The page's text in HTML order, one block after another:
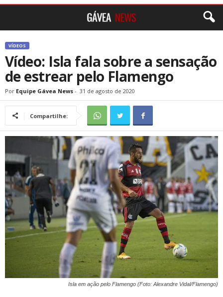
VÍDEOS
Vídeo: Isla fala sobre a sensação
de estrear pelo Flamengo
Por Equipe Gávea News - 31 de agosto de 2020
Compartilhe:
Isla em ação pelo Flamengo (Foto: Alexandre Vidal/Flamengo)